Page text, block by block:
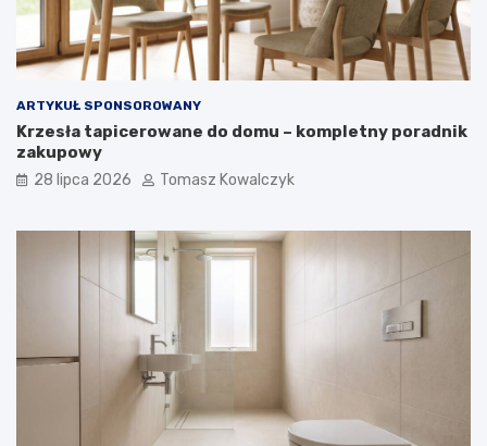
ARTYKUŁ SPONSOROWANY
Krzesła tapicerowane do domu – kompletny poradnik
zakupowy
28 lipca 2026 Tomasz Kowalczyk